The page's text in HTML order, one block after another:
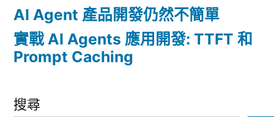
AI Agent 產品開發仍然不簡單
實戰 AI Agents 應用開發: TTFT 和
Prompt Caching
搜尋